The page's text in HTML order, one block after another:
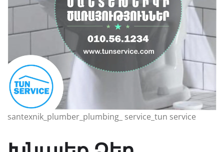
santexnik_plumber_plumbing_ service_tun service